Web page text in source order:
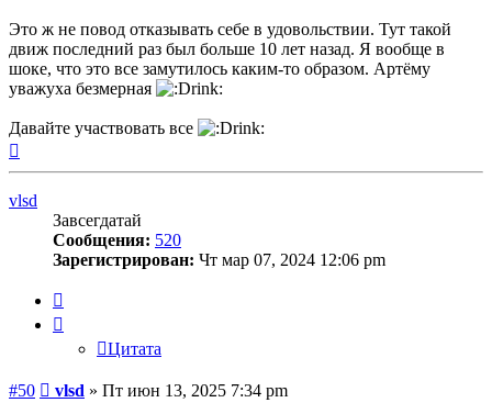
Это ж не повод отказывать себе в удовольствии. Тут такой
движ последний раз был больше 10 лет назад. Я вообще в
шоке, что это все замутилось каким-то образом. Артёму
уважуха безмерная
Давайте участвовать все
vlsd
Завсегдатай
Сообщения: 520
Зарегистрирован: Чт мар 07, 2024 12:06 pm
Цитата
#50 Сообщение
vlsd » Пт июн 13, 2025 7:34 pm